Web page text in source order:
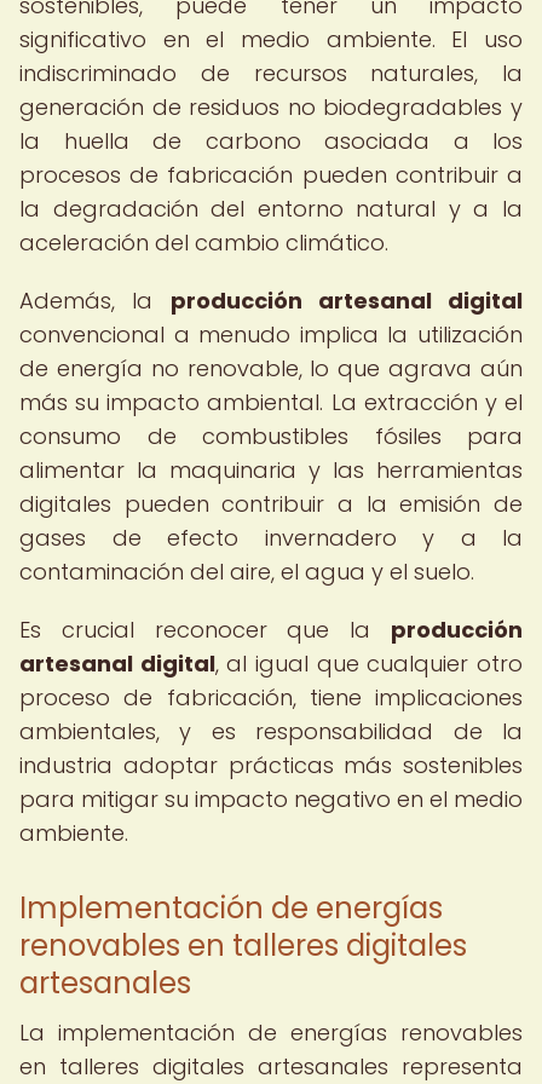
significativo en el medio ambiente. El uso
indiscriminado de recursos naturales, la
generación de residuos no biodegradables y
la huella de carbono asociada a los
procesos de fabricación pueden contribuir a
la degradación del entorno natural y a la
aceleración del cambio climático.
Además, la producción artesanal digital
convencional a menudo implica la utilización
de energía no renovable, lo que agrava aún
más su impacto ambiental. La extracción y el
consumo de combustibles fósiles para
alimentar la maquinaria y las herramientas
digitales pueden contribuir a la emisión de
gases de efecto invernadero y a la
contaminación del aire, el agua y el suelo.
Es crucial reconocer que la producción
artesanal digital, al igual que cualquier otro
proceso de fabricación, tiene implicaciones
ambientales, y es responsabilidad de la
industria adoptar prácticas más sostenibles
para mitigar su impacto negativo en el medio
ambiente.
Implementación de energías
renovables en talleres digitales
artesanales
La implementación de energías renovables
en talleres digitales artesanales representa